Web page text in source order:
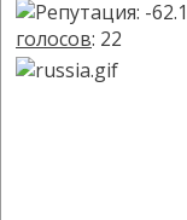
голосов: 22